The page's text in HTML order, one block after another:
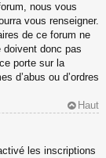
nous vous
vous renseigner.
de ce forum ne
doivent donc pas
porte sur la
d’abus ou d’ordres
Haut
les inscriptions